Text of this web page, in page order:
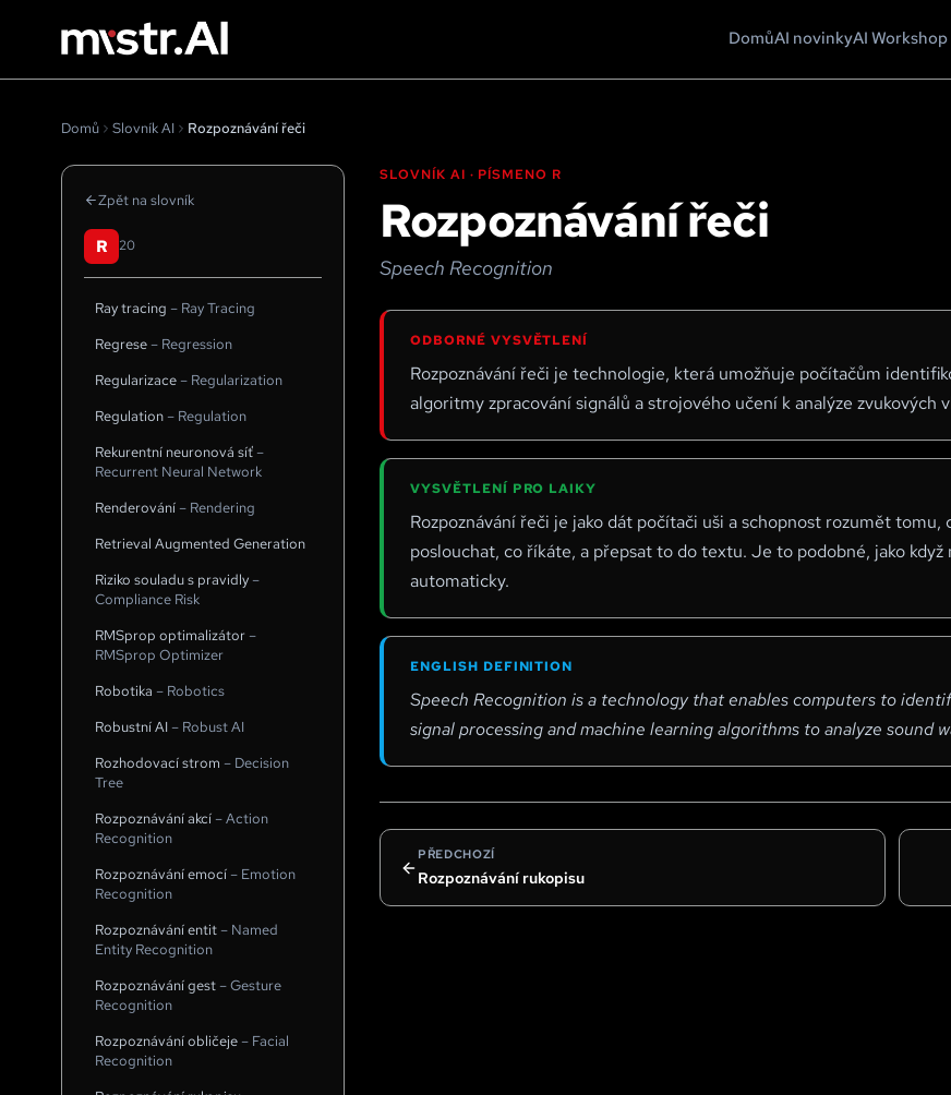
DomůAI novinkyAI
Domů Slovník AI Rozpoznávání řeči
Zpět na slovník
R 20
Ray tracing – Ray Tracing
Regrese– Regression
Regularizace– Regularization
Regulation– Regulation
Rekurentní neuronová síť–
Recurrent Neural Network
Renderování– Rendering
Retrieval Augmented Generation
Riziko souladu s pravidly–
Compliance Risk
RMSprop optimalizátor–
RMSprop Optimizer
Robotika – Robotics
Robustní AI– Robust AI
Rozhodovací strom – Decision
Tree
Rozpoznávání akcí–Action
Recognition
Rozpoznávání emocí– Emotion
Recognition
Rozpoznávání entit– Named
Entity Recognition
Rozpoznávání gest–Gesture
Recognition
Rozpoznávání obličeje– Facial
Recognition
SLOVNÍK AI · PÍSMENO R
Rozpoznávání řeči
Speech Recognition
ODBORNÉ VYSVĚTLENÍ
Rozpoznávání řeči je technologie, která umožňuje počítačům
algoritmy zpracování signálů a strojového učení k analýze
VYSVĚTLENÍ PRO LAIKY
Rozpoznávání řeči je jako dát počítači uši a schopnost rozumět
poslouchat, co říkáte, a přepsat to do textu. Je to podobné, jako
automaticky.
ENGLISH DEFINITION
Speech Recognition is a technology that enables computers to
signal processing and machine learning algorithms to analyze
PŘEDCHOZÍ
Rozpoznávání rukopisu